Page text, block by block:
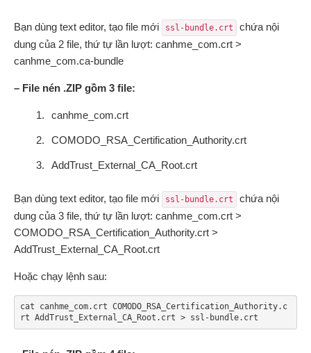
Bạn dùng text editor, tạo file mới ssl-bundle.crt
chứa nội
dung của 2 file, thứ tự lần lượt: canhme_com.crt >
canhme_com.ca-bundle
– File nén .ZIP gồm 3 file:
canhme_com.crt
COMODO_RSA_Certification_Authority.crt
AddTrust_External_CA_Root.crt
Bạn dùng text editor, tạo file mới ssl-bundle.crt
chứa nội
dung của 3 file, thứ tự lần lượt: canhme_com.crt >
COMODO_RSA_Certification_Authority.crt >
AddTrust_External_CA_Root.crt
Hoặc chạy lệnh sau:
cat canhme_com.crt COMODO_RSA_Certification_Authority.c
rt AddTrust_External_CA_Root.crt > ssl-bundle.crt